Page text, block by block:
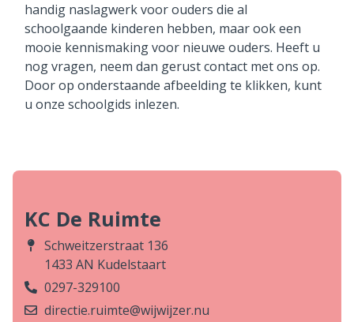
handig naslagwerk voor ouders die al
schoolgaande kinderen hebben, maar ook een
mooie kennismaking voor nieuwe ouders. Heeft u
nog vragen, neem dan gerust contact met ons op.
Door op onderstaande afbeelding te klikken, kunt
u onze schoolgids inlezen.
KC De Ruimte
Schweitzerstraat 136
1433 AN Kudelstaart
0297-329100
directie.ruimte@wijwijzer.nu